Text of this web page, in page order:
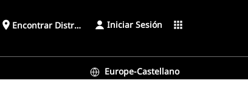
place Encontrar Distribuidor Iniciar Sesión apps
Europe-Castellano